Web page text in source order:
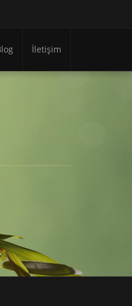
İletişim